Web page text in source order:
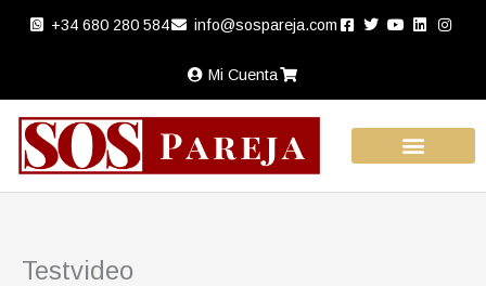
+34 680 280 584 info@sospareja.com
Mi Cuenta
Testvideo